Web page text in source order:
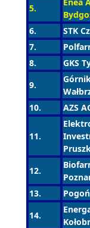
5.
6.
STK
7.
8.
GKS
9.
10.
AZS
11.
12.
13.
14.